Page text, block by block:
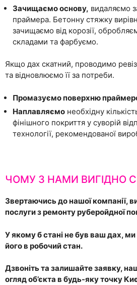
Зачищаємо основу, видаляємо
праймера. Бетонну стяжку
зачищаємо від корозії,
складами та фарбуємо.
Якщо дах скатний, проводимо
та відновлюємо її за потреби.
Промазуємо поверхню
Наплавляємо необхідну
фінішного покриття у суворій
технології, рекомендованої
ЧОМУ З НАМИ ВИГІДНО
Звертаючись до нашої компанії,
послуги з ремонту руберойдної
У якому б стані не був ваш дах,
його в робочий стан.
Дзвоніть та залишайте заявку, наш
огляд об’єкта в будь-яку точку